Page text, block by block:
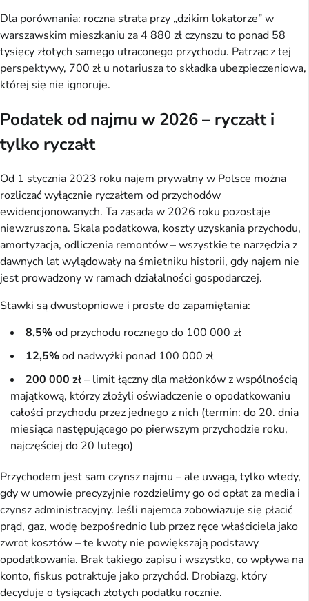
Dla porównania: roczna strata przy „dzikim lokatorze” w
warszawskim mieszkaniu za 4 880 zł czynszu to ponad 58
tysięcy złotych samego utraconego przychodu. Patrząc z tej
perspektywy, 700 zł u notariusza to składka ubezpieczeniowa,
której się nie ignoruje.
Podatek od najmu w 2026 – ryczałt i
tylko ryczałt
Od 1 stycznia 2023 roku najem prywatny w Polsce można
rozliczać wyłącznie ryczałtem od przychodów
ewidencjonowanych. Ta zasada w 2026 roku pozostaje
niewzruszona. Skala podatkowa, koszty uzyskania przychodu,
amortyzacja, odliczenia remontów – wszystkie te narzędzia z
dawnych lat wylądowały na śmietniku historii, gdy najem nie
jest prowadzony w ramach działalności gospodarczej.
Stawki są dwustopniowe i proste do zapamiętania:
8,5%od przychodu rocznego do 100 000 zł
12,5%od nadwyżki ponad 100 000 zł
200 000 zł– limit łączny dla małżonków z wspólnością
majątkową, którzy złożyli oświadczenie o opodatkowaniu
całości przychodu przez jednego z nich (termin: do 20. dnia
miesiąca następującego po pierwszym przychodzie roku,
najczęściej do 20 lutego)
Przychodem jest sam czynsz najmu – ale uwaga, tylko wtedy,
gdy w umowie precyzyjnie rozdzielimy go od opłat za media i
czynsz administracyjny. Jeśli najemca zobowiązuje się płacić
prąd, gaz, wodę bezpośrednio lub przez ręce właściciela jako
zwrot kosztów – te kwoty nie powiększają podstawy
opodatkowania. Brak takiego zapisu i wszystko, co wpływa na
konto, fiskus potraktuje jako przychód. Drobiazg, który
decyduje o tysiącach złotych podatku rocznie.